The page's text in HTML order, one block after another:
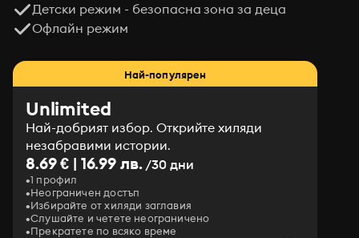
Детски режим - безопасна зона за деца
Офлайн режим
Най-популярен
Unlimited
Най-добрият избор. Открийте хиляди
незабравими истории.
8.69 € | 16.99 лв./30 дни
1 профил
Неограничен достъп
Избирайте от хиляди заглавия
Слушайте и четете неограничено
Прекратете по всяко време